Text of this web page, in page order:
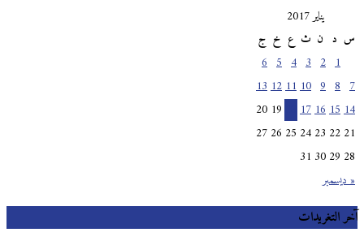
يناير 2017
س
ث خ ج
« ديسمبر
10
11
12
13
14
15
16
17
18
19
20
21
22
23
24
25
26
27
28
29
30
31
آخر التغريدات